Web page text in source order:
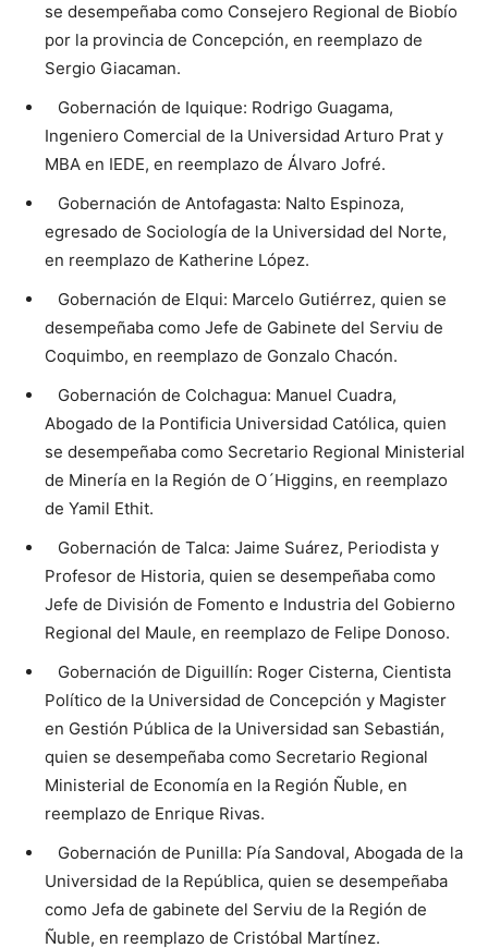
se desempeñaba como Consejero Regional de Biobío
por la provincia de Concepción, en reemplazo de
Sergio Giacaman.
Gobernación de Iquique: Rodrigo Guagama,
Ingeniero Comercial de la Universidad Arturo Prat y
MBA en IEDE, en reemplazo de Álvaro Jofré.
Gobernación de Antofagasta: Nalto Espinoza,
egresado de Sociología de la Universidad del Norte,
en reemplazo de Katherine López.
Gobernación de Elqui: Marcelo Gutiérrez, quien se
desempeñaba como Jefe de Gabinete del Serviu de
Coquimbo, en reemplazo de Gonzalo Chacón.
Gobernación de Colchagua: Manuel Cuadra,
Abogado de la Pontificia Universidad Católica, quien
se desempeñaba como Secretario Regional Ministerial
de Minería en la Región de O´Higgins, en reemplazo
de Yamil Ethit.
Gobernación de Talca: Jaime Suárez, Periodista y
Profesor de Historia, quien se desempeñaba como
Jefe de División de Fomento e Industria del Gobierno
Regional del Maule, en reemplazo de Felipe Donoso.
Gobernación de Diguillín: Roger Cisterna, Cientista
Político de la Universidad de Concepción y Magister
en Gestión Pública de la Universidad san Sebastián,
quien se desempeñaba como Secretario Regional
Ministerial de Economía en la Región Ñuble, en
reemplazo de Enrique Rivas.
Gobernación de Punilla: Pía Sandoval, Abogada de la
Universidad de la República, quien se desempeñaba
como Jefa de gabinete del Serviu de la Región de
Ñuble, en reemplazo de Cristóbal Martínez.